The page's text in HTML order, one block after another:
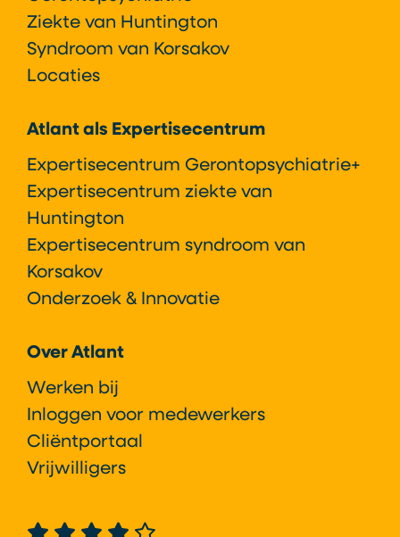
Ziekte van Huntington
Syndroom van Korsakov
Locaties
Atlant als Expertisecentrum
Expertisecentrum Gerontopsychiatrie+
Expertisecentrum ziekte van
Huntington
Expertisecentrum syndroom van
Korsakov
Onderzoek & Innovatie
Over Atlant
Werken bij
Inloggen voor medewerkers
Cliëntportaal
Vrijwilligers